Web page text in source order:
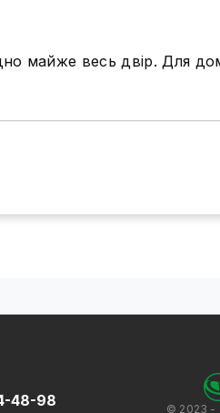
не тільки переглядати
функцію
постріл і т.п.). Це
майже весь двір. Для
48-98 © 2023 -